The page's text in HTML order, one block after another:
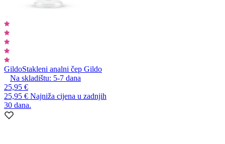
GildoStakleni analni čep Gildo
Na skladištu: 5-7 dana
25,95 €
25,95 € Najniža cijena u zadnjih
30 dana.